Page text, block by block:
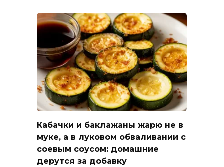
Кабачки и баклажаны жарю не в
муке, а в луковом обваливании с
соевым соусом: домашние
дерутся за добавку